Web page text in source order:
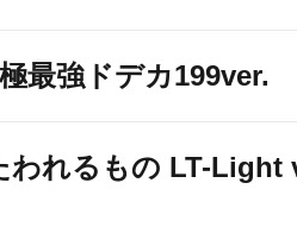
最強ドデカ199ver.
われるもの LT-Light